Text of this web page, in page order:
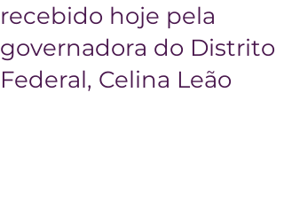
recebido hoje pela
governadora do Distrito
Federal, Celina Leão